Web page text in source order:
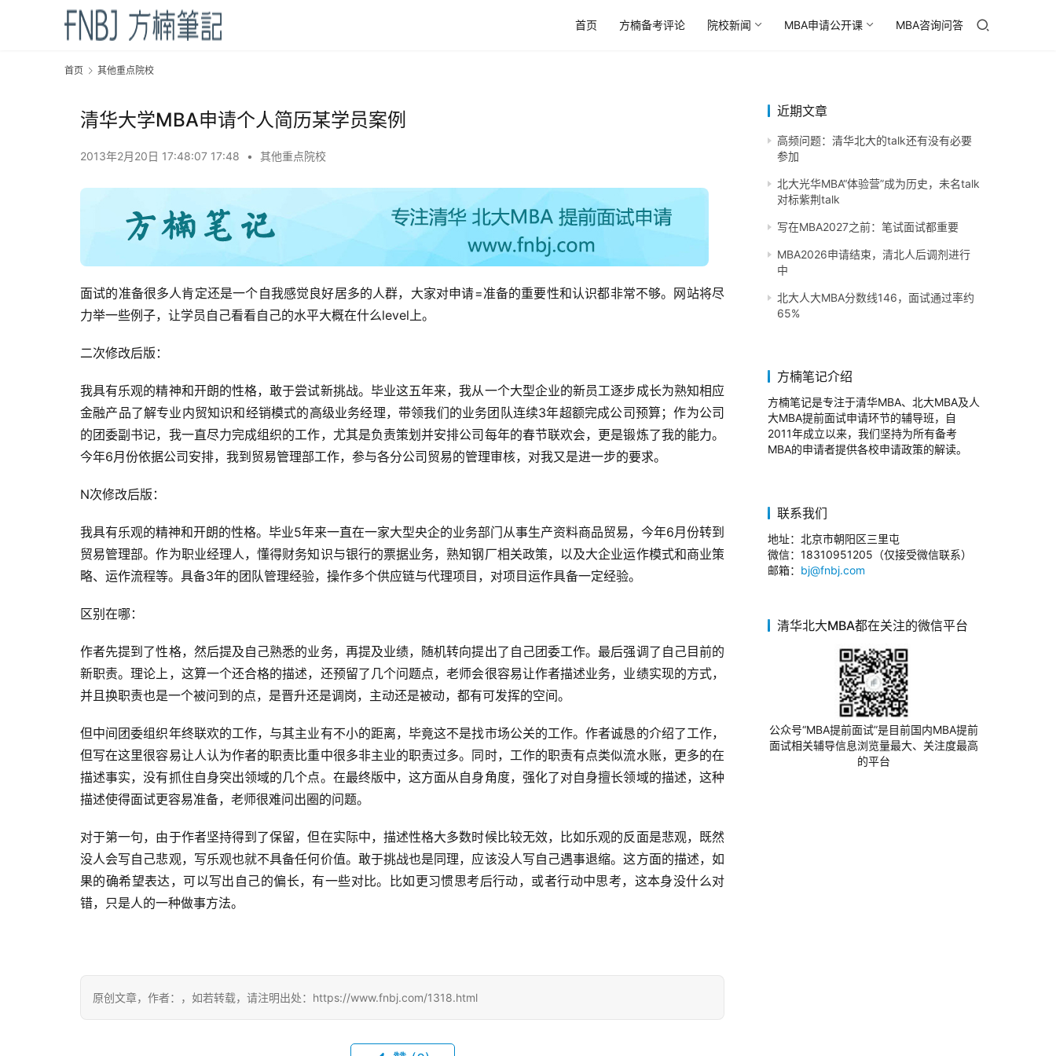
首页 方楠备考评论 院校新闻 MBA申请公开课 MBA咨询问答
首页 其他重点院校
清华大学MBA申请个人简历某学员案例
2013年2月20日 17:48:07 17:48 • 其他重点院校
面试的准备很多人肯定还是一个自我感觉良好居多的人群，大家对申请=准备的重要性和认识都非常不够。网站将尽
力举一些例子，让学员自己看看自己的水平大概在什么level上。
二次修改后版：
我具有乐观的精神和开朗的性格，敢于尝试新挑战。毕业这五年来，我从一个大型企业的新员工逐步成长为熟知相应
金融产品了解专业内贸知识和经销模式的高级业务经理，带领我们的业务团队连续3年超额完成公司预算；作为公司
的团委副书记，我一直尽力完成组织的工作，尤其是负责策划并安排公司每年的春节联欢会，更是锻炼了我的能力。
今年6月份依据公司安排，我到贸易管理部工作，参与各分公司贸易的管理审核，对我又是进一步的要求。
N次修改后版：
我具有乐观的精神和开朗的性格。毕业5年来一直在一家大型央企的业务部门从事生产资料商品贸易，今年6月份转到
贸易管理部。作为职业经理人，懂得财务知识与银行的票据业务，熟知钢厂相关政策，以及大企业运作模式和商业策
略、运作流程等。具备3年的团队管理经验，操作多个供应链与代理项目，对项目运作具备一定经验。
区别在哪：
作者先提到了性格，然后提及自己熟悉的业务，再提及业绩，随机转向提出了自己团委工作。最后强调了自己目前的
新职责。理论上，这算一个还合格的描述，还预留了几个问题点，老师会很容易让作者描述业务，业绩实现的方式，
并且换职责也是一个被问到的点，是晋升还是调岗，主动还是被动，都有可发挥的空间。
但中间团委组织年终联欢的工作，与其主业有不小的距离，毕竟这不是找市场公关的工作。作者诚恳的介绍了工作，
但写在这里很容易让人认为作者的职责比重中很多非主业的职责过多。同时，工作的职责有点类似流水账，更多的在
描述事实，没有抓住自身突出领域的几个点。在最终版中，这方面从自身角度，强化了对自身擅长领域的描述，这种
描述使得面试更容易准备，老师很难问出圈的问题。
对于第一句，由于作者坚持得到了保留，但在实际中，描述性格大多数时候比较无效，比如乐观的反面是悲观，既然
没人会写自己悲观，写乐观也就不具备任何价值。敢于挑战也是同理，应该没人写自己遇事退缩。这方面的描述，如
果的确希望表达，可以写出自己的偏长，有一些对比。比如更习惯思考后行动，或者行动中思考，这本身没什么对
错，只是人的一种做事方法。
原创文章，作者：，如若转载，请注明出处：https://www.fnbj.com/1318.html
近期文章
高频问题：清华北大的talk还有没有必要
参加
北大光华MBA“体验营”成为历史，未名talk
对标紫荆talk
写在MBA2027之前：笔试面试都重要
MBA2026申请结束，清北人后调剂进行
中
北大人大MBA分数线146，面试通过率约
65%
方楠笔记介绍
方楠笔记是专注于清华MBA、北大MBA及人
大MBA提前面试申请环节的辅导班，自
2011年成立以来，我们坚持为所有备考
MBA的申请者提供各校申请政策的解读。
联系我们
地址：北京市朝阳区三里屯
微信：18310951205（仅接受微信联系）
邮箱： bj@fnbj.com
清华北大MBA都在关注的微信平台
公众号“MBA提前面试”是目前国内MBA提前
面试相关辅导信息浏览量最大、关注度最高
的平台